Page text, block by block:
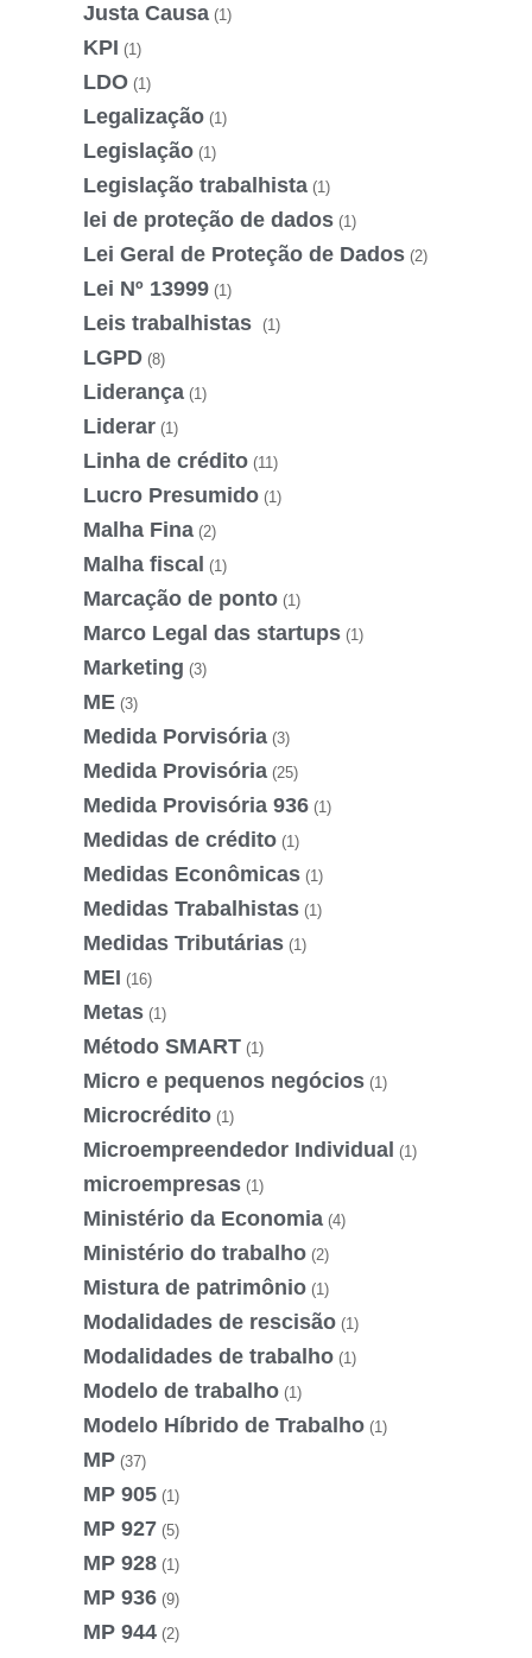
Justa Causa (1)
KPI (1)
LDO (1)
Legalização (1)
Legislação (1)
Legislação trabalhista (1)
lei de proteção de dados (1)
Lei Geral de Proteção de Dados (2)
Lei Nº 13999 (1)
Leis trabalhistas (1)
LGPD (8)
Liderança (1)
Liderar (1)
Linha de crédito (11)
Lucro Presumido (1)
Malha Fina (2)
Malha fiscal (1)
Marcação de ponto (1)
Marco Legal das startups (1)
Marketing (3)
ME (3)
Medida Porvisória (3)
Medida Provisória (25)
Medida Provisória 936 (1)
Medidas de crédito (1)
Medidas Econômicas (1)
Medidas Trabalhistas (1)
Medidas Tributárias (1)
MEI (16)
Metas (1)
Método SMART (1)
Micro e pequenos negócios (1)
Microcrédito (1)
Microempreendedor Individual (1)
microempresas (1)
Ministério da Economia (4)
Ministério do trabalho (2)
Mistura de patrimônio (1)
Modalidades de rescisão (1)
Modalidades de trabalho (1)
Modelo de trabalho (1)
Modelo Híbrido de Trabalho (1)
MP (37)
MP 905 (1)
MP 927 (5)
MP 928 (1)
MP 936 (9)
MP 944 (2)